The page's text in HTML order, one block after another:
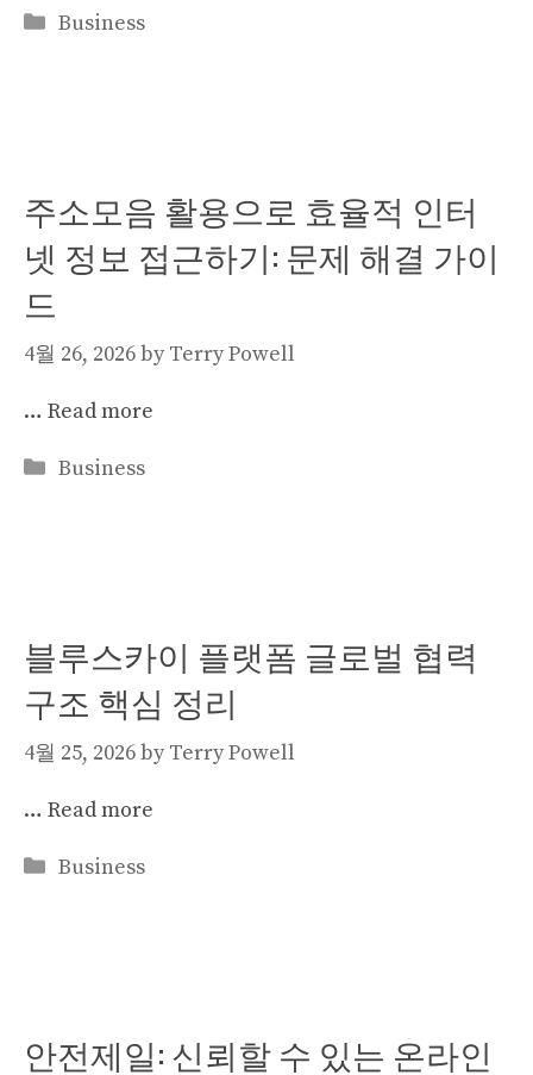
Categories
Business
주소모음 활용으로 효율적 인터
넷 정보 접근하기: 문제 해결 가이
드
4월 26, 2026by Terry Powell
… Read more
Categories
Business
블루스카이 플랫폼 글로벌 협력
구조 핵심 정리
4월 25, 2026by Terry Powell
… Read more
Categories
Business
안전제일: 신뢰할 수 있는 온라인